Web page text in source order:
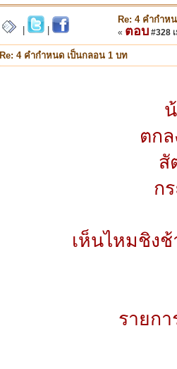
Re: 4 คำกำห
« ตอบ #328
Re: 4 คำกำหนด เป็นกลอน 1 บท
ตก
สั
ก
เห็นไหมชิง
ราย